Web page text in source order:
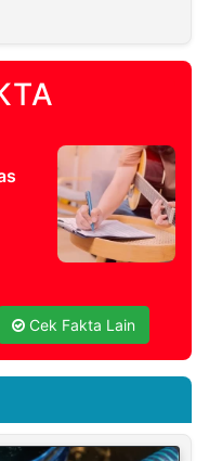
Cek Fakta Lain